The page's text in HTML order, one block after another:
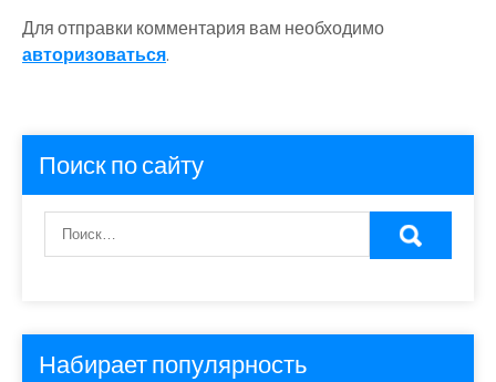
Для отправки комментария вам необходимо
авторизоваться.
Поиск по сайту
Набирает популярность